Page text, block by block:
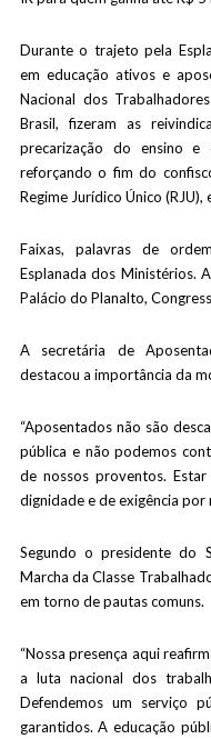
Durante o trajeto pela
em educação ativos e
Nacional dos
Brasil, fizeram as
precarização do ensino
reforçando o fim do
Regime Jurídico Único (RJU),
Faixas, palavras de
Esplanada dos Ministérios.
Palácio do Planalto,
A secretária de
destacou a importância da
“Aposentados não são
pública e não podemos
de nossos proventos.
dignidade e de exigência por
Segundo o presidente do
Marcha da Classe
em torno de pautas comuns.
“Nossa presença aqui
a luta nacional dos
Defendemos um serviço
garantidos. A educação